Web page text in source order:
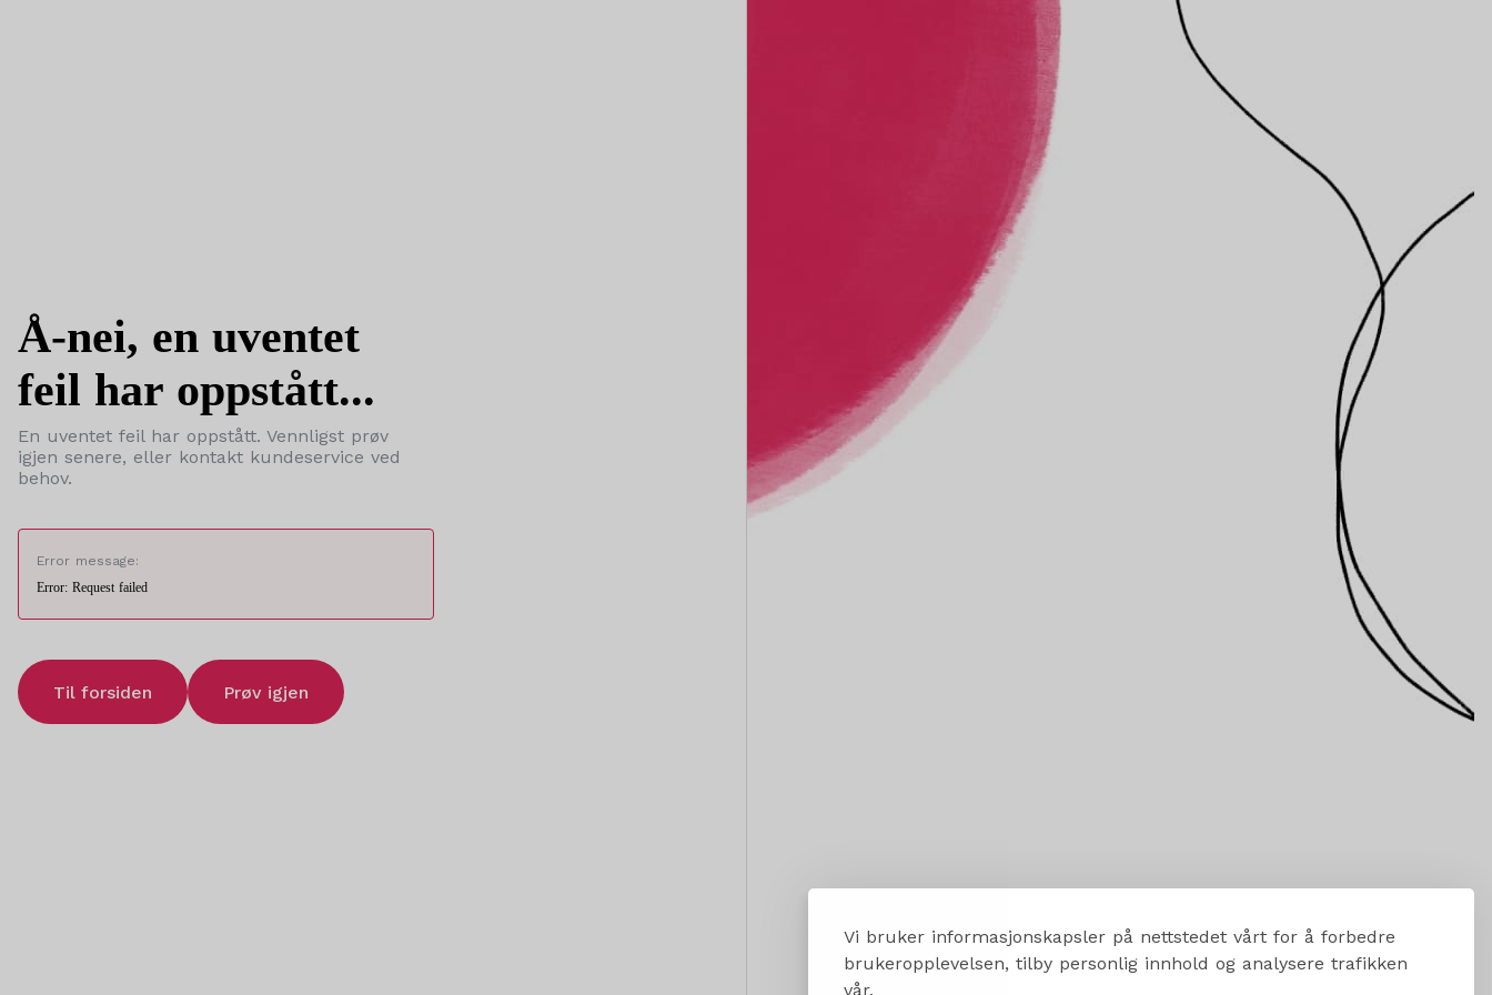
Vi bruker informasjonskapsler på nettstedet vårt for å forbedre
brukeropplevelsen, tilby personlig innhold og analysere trafikken
vår.
Å-nei, en uventet
feil har oppstått...
En uventet feil har oppstått. Vennligst prøv
igjen senere, eller kontakt kundeservice ved
behov.
Error message:
Error: Request failed
Til forsiden Prøv igjen